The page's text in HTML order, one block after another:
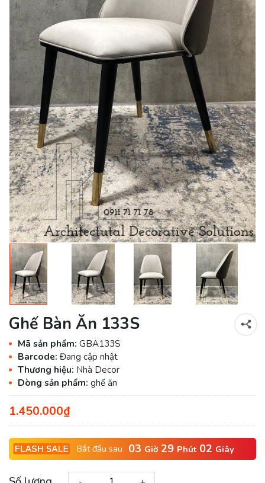
Ghế Bàn Ăn 133S
Mã sản phẩm: GBA133S
Barcode: Đang cập nhật
Thương hiệu: Nhà Decor
Dòng sản phẩm: ghế ăn
1.450.000₫
Bắt đầu sau 03 Giờ 29 Phút 02 Giây